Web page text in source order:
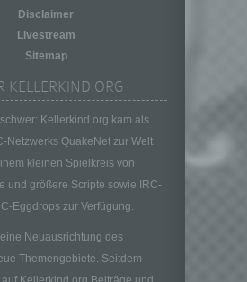
Disclaimer
Livestream
Sitemap
KELLERKIND.ORG
Kellerkind.org kam als
Netzwerks QuakeNet zur Welt.
kleinen Spielkreis von
und größere Scripte sowie IRC-
Eggdrops zur Verfügung.
Neuausrichtung des
Themengebiete. Seitdem
gesondert aufbewahrt werden
und organisatorischen
unterliegen, die gewährleisten,
Daten nicht
oder identifizierbaren
zugewiesen werden.
oder für die Verarbeitung
oder für die Verarbeitung
ist die natürliche oder
Behörde, Einrichtung
anderen über die Zwecke
Verarbeitung von
Daten entscheidet.